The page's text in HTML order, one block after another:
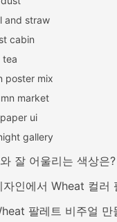
and straw
cabin
tea
poster mix
market
ui
gallery
잘 어울리는 색상은?
자인에서 Wheat 컬러
팔레트 비주얼 만